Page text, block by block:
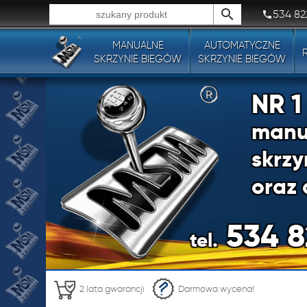
Wszystkie typy produktów!
534
MANUALNE
SKRZYNIE BIEGÓW
AUTOMATYCZNE
SKRZYNIE BIEGÓW
tel.534
NR
oraz
NR
2 lata gwarancji Darmowa wycena!